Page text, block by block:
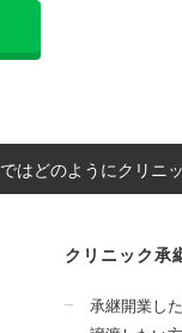
はどのようにクリニ
クリニック承
承継開業し